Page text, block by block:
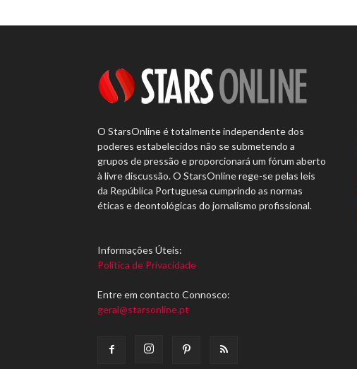
O StarsOnline é totalmente independente dos
poderes estabelecidos não se submetendo a
grupos de pressão e proporcionará um fórum aberto
à livre discussão. O StarsOnline rege-se pelas leis
da República Portuguesa cumprindo as normas
éticas e deontológicas do jornalismo profissional.
Informações Úteis:
Política de Privacidade
Entre em contacto Connosco:
geral@starsonline.pt